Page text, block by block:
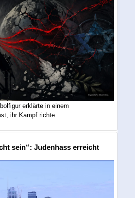
erklärte in einem
ihr Kampf richte ...
sein“: Judenhass erreicht